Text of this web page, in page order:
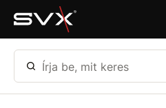
Ugrás az oldal fő részéhez
Írja be, mit keres